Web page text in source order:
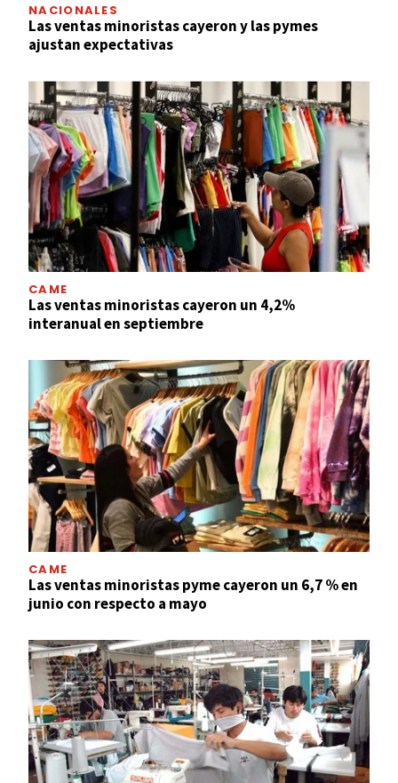
NACIONALES
Las ventas minoristas cayeron y las pymes
ajustan expectativas
CAME
Las ventas minoristas cayeron un 4,2%
interanual en septiembre
CAME
Las ventas minoristas pyme cayeron un 6,7 % en
junio con respecto a mayo